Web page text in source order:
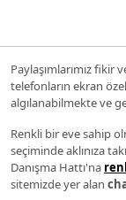
Paylaşımlarımız fikir
telefonların ekran
algılanabilmekte ve
Renkli bir eve sahip
seçiminde aklınıza
Danışma Hattı'na
sitemizde yer alan